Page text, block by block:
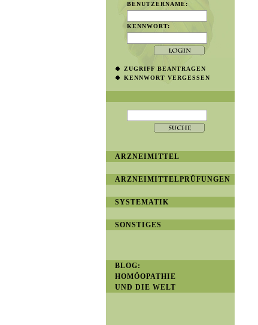
BENUTZERNAME:
KENNWORT:
ZUGRIFF BEANTRAGEN
KENNWORT VERGESSEN
ARZNEIMITTEL
ARZNEIMITTELPRÜFUNGEN
SYSTEMATIK
SONSTIGES
BLOG:
HOMÖOPATHIE
UND DIE WELT